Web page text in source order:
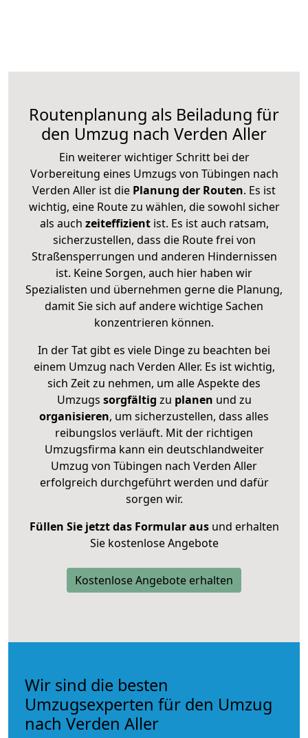
Routenplanung als Beiladung für
den Umzug nach Verden Aller
Ein weiterer wichtiger Schritt bei der
Vorbereitung eines Umzugs von Tübingen nach
Verden Aller ist die Planung der Routen. Es ist
wichtig, eine Route zu wählen, die sowohl sicher
als auch zeiteffizientist. Es ist auch ratsam,
sicherzustellen, dass die Route frei von
Straßensperrungen und anderen Hindernissen
ist. Keine Sorgen, auch hier haben wir
Spezialisten und übernehmen gerne die Planung,
damit Sie sich auf andere wichtige Sachen
konzentrieren können.
In der Tat gibt es viele Dinge zu beachten bei
einem Umzug nach Verden Aller. Es ist wichtig,
sich Zeit zu nehmen, um alle Aspekte des
Umzugs sorgfältig zu planen und zu
organisieren, um sicherzustellen, dass alles
reibungslos verläuft. Mit der richtigen
Umzugsfirma kann ein deutschlandweiter
Umzug von Tübingen nach Verden Aller
erfolgreich durchgeführt werden und dafür
sorgen wir.
Füllen Sie jetzt das Formular ausund erhalten
Sie kostenlose Angebote
Kostenlose Angebote erhalten
Wir sind die besten
Umzugsexperten für den Umzug
nach Verden Aller